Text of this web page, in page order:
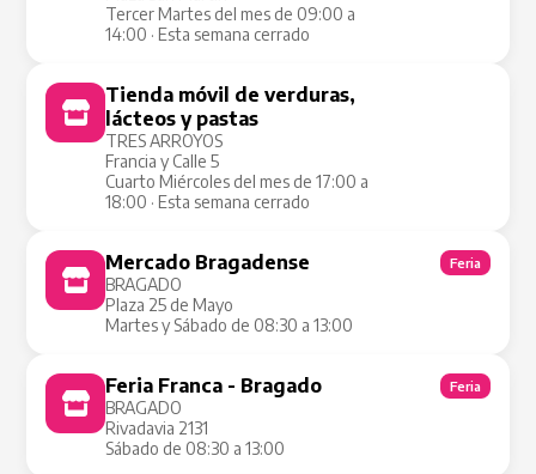
Tercer Martes del mes de 09:00 a
14:00 · Esta semana cerrado
Tienda móvil de verduras,
lácteos y pastas
TRES ARROYOS
Francia y Calle 5
Cuarto Miércoles del mes de 17:00 a
18:00 · Esta semana cerrado
Mercado Bragadense
BRAGADO
Plaza 25 de Mayo
Martes y Sábado de 08:30 a 13:00
Feria
Feria Franca - Bragado
BRAGADO
Rivadavia 2131
Sábado de 08:30 a 13:00
Feria